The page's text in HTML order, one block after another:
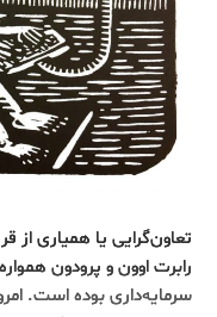
تعاون‌گرایی یا همیاری
رابرت اوون و پرودون
سرمایه‌داری بوده است.